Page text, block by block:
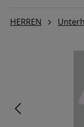
HERREN